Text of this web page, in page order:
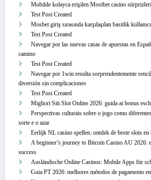
Mobilde kolayca erişilen Mostbet casino
Test Post Created
Mosbet giriş sırasında karşılaşılan basitlik
Test Post Created
Navegar por las nuevas casas de apuestas en
camino
Test Post Created
Navegar por 1win resulta sorprendentemente
diversión sin complicaciones
Test Post Created
Migliori Siti Slot Online 2026: guida ai bonus
Perspectivas culturais sobre o jogo como
sorte e o azar
Eerlijk NL casino spellen: ontdek de beste slots
A beginner’s journey to Bitcoin Casino AU 2026:
success
Ausländische Online Casinos: Mobile Apps für
Guia PT 2026: melhores métodos de pagamento